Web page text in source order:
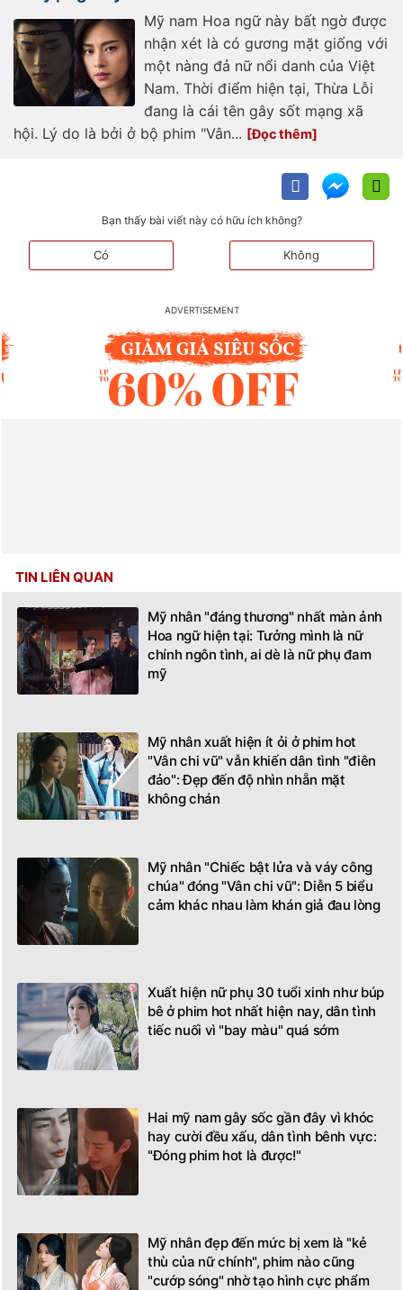
Mỹ nam Hoa ngữ này bất ngờ được
nhận xét là có gương mặt giống với
một nàng đả nữ nổi danh của Việt
Nam. Thời điểm hiện tại, Thừa Lỗi
đang là cái tên gây sốt mạng xã
hội. Lý do là bởi ở bộ phim "Vân...
Bạn thấy bài viết này có hữu ích không?
Có Không
TIN LIÊN QUAN
Mỹ nhân "đáng thương" nhất màn ảnh
Hoa ngữ hiện tại: Tưởng mình là nữ
chính ngôn tình, ai dè là nữ phụ đam
mỹ
Mỹ nhân xuất hiện ít ỏi ở phim hot
"Vân chi vũ" vẫn khiến dân tình "điên
đảo": Đẹp đến độ nhìn nhẵn mặt
không chán
Mỹ nhân "Chiếc bật lửa và váy công
chúa" đóng "Vân chi vũ": Diễn 5 biểu
cảm khác nhau làm khán giả đau lòng
Xuất hiện nữ phụ 30 tuổi xinh như búp
bê ở phim hot nhất hiện nay, dân tình
tiếc nuối vì "bay màu" quá sớm
Hai mỹ nam gây sốc gần đây vì khóc
hay cười đều xấu, dân tình bênh vực:
"Đóng phim hot là được!"
Mỹ nhân đẹp đến mức bị xem là "kẻ
thù của nữ chính", phim nào cũng
"cướp sóng" nhờ tạo hình cực phẩm